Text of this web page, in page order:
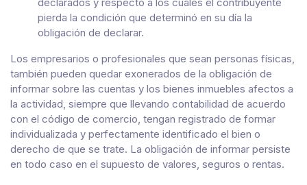
declarados y respecto a los cuales el contribuyente
pierda la condición que determinó en su día la
obligación de declarar.
Los empresarios o profesionales que sean personas físicas,
también pueden quedar exonerados de la obligación de
informar sobre las cuentas y los bienes inmuebles afectos a
la actividad, siempre que llevando contabilidad de acuerdo
con el código de comercio, tengan registrado de formar
individualizada y perfectamente identificado el bien o
derecho de que se trate. La obligación de informar persiste
en todo caso en el supuesto de valores, seguros o rentas.